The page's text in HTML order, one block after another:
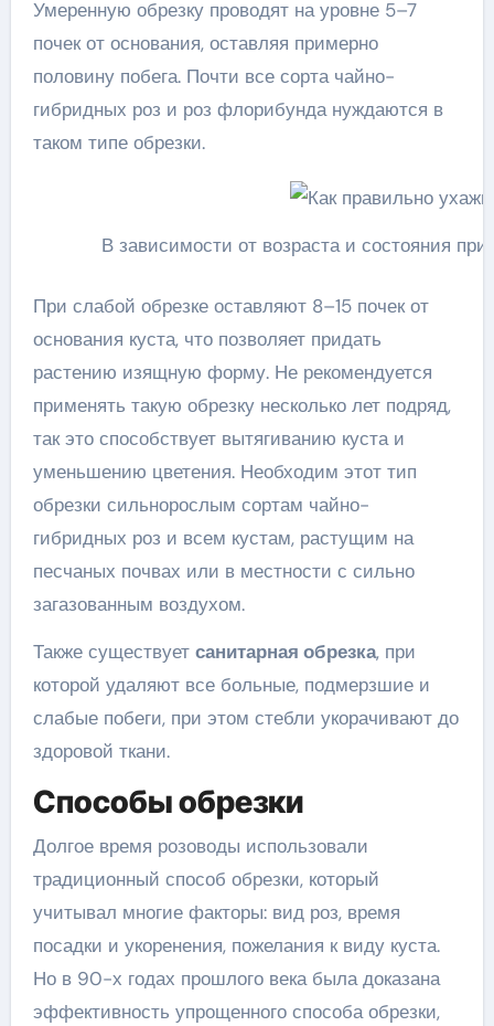
Умеренную обрезку проводят на уровне 5–7
почек от основания, оставляя примерно
половину побега. Почти все сорта чайно-
гибридных роз и роз флорибунда нуждаются в
таком типе обрезки.
В зависимости от возраста и состояния
При слабой обрезке оставляют 8–15 почек от
основания куста, что позволяет придать
растению изящную форму. Не рекомендуется
применять такую обрезку несколько лет подряд,
так это способствует вытягиванию куста и
уменьшению цветения. Необходим этот тип
обрезки сильнорослым сортам чайно-
гибридных роз и всем кустам, растущим на
песчаных почвах или в местности с сильно
загазованным воздухом.
Также существует санитарная обрезка, при
которой удаляют все больные, подмерзшие и
слабые побеги, при этом стебли укорачивают до
здоровой ткани.
Способы обрезки
Долгое время розоводы использовали
традиционный способ обрезки, который
учитывал многие факторы: вид роз, время
посадки и укоренения, пожелания к виду куста.
Но в 90-х годах прошлого века была доказана
эффективность упрощенного способа обрезки,